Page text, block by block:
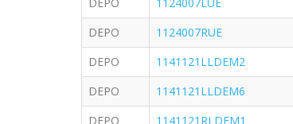
DEPO
1124007RUE
DEPO
1141121LLDEM2
DEPO
1141121LLDEM6
DEPO
1141121RLDEM1